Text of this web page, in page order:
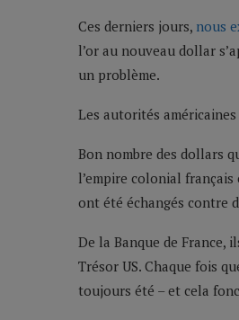
Ces derniers jours, nous
l’or au nouveau dollar
un problème.
Les autorités
Bon nombre des dollars
l’empire colonial
ont été échangés contre
De la Banque de France,
Trésor US. Chaque fois
toujours été – et cela